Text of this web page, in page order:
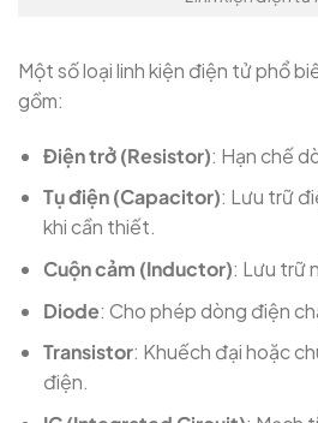
Một số loại linh kiện điện tử phổ
gồm:
Điện trở (Resistor): Hạn chế
Tụ điện (Capacitor): Lưu trữ
khi cần thiết.
Cuộn cảm (Inductor): Lưu trữ
Diode: Cho phép dòng điện
Transistor: Khuếch đại hoặc
điện.